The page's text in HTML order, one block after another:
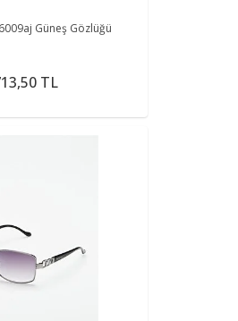
Güneş Gözlüğü
TL